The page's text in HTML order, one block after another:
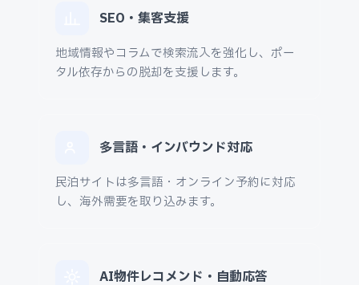
SEO・集客支援
地域情報やコラムで検索流入を強化し、ポー
タル依存からの脱却を支援します。
多言語・インバウンド対応
民泊サイトは多言語・オンライン予約に対応
し、海外需要を取り込みます。
AI物件レコメンド・自動応答